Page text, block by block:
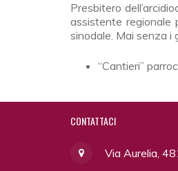
Presbitero
assistente regionale
sinodale. Mai senza i
“Cantieri”
CONTATTACI
Via Aurelia,